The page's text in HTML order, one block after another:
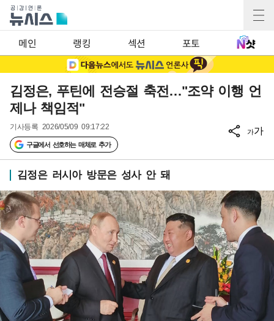
메인 랭킹 섹션 포토
김정은, 푸틴에 전승절 축전…"조약 이행 언
제나 책임적"
기사등록 2026/05/09 09:17:22
구글에서 선호하는 매체로 추가
가가
김정은 러시아 방문은 성사 안 돼